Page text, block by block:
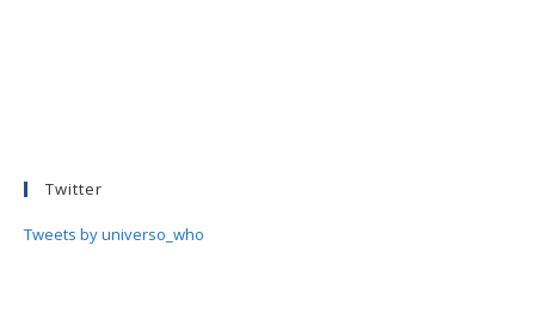
Twitter
Tweets by universo_who